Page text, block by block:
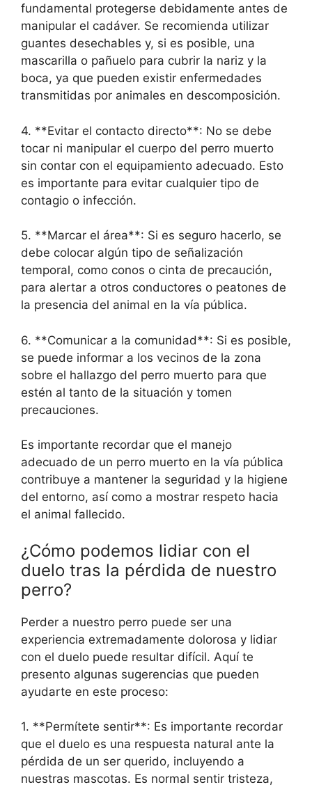
fundamental protegerse debidamente antes de
manipular el cadáver. Se recomienda utilizar
guantes desechables y, si es posible, una
mascarilla o pañuelo para cubrir la nariz y la
boca, ya que pueden existir enfermedades
transmitidas por animales en descomposición.
4. **Evitar el contacto directo**: No se debe
tocar ni manipular el cuerpo del perro muerto
sin contar con el equipamiento adecuado. Esto
es importante para evitar cualquier tipo de
contagio o infección.
5. **Marcar el área**: Si es seguro hacerlo, se
debe colocar algún tipo de señalización
temporal, como conos o cinta de precaución,
para alertar a otros conductores o peatones de
la presencia del animal en la vía pública.
6. **Comunicar a la comunidad**: Si es posible,
se puede informar a los vecinos de la zona
sobre el hallazgo del perro muerto para que
estén al tanto de la situación y tomen
precauciones.
Es importante recordar que el manejo
adecuado de un perro muerto en la vía pública
contribuye a mantener la seguridad y la higiene
del entorno, así como a mostrar respeto hacia
el animal fallecido.
¿Cómo podemos lidiar con el
duelo tras la pérdida de nuestro
perro?
Perder a nuestro perro puede ser una
experiencia extremadamente dolorosa y lidiar
con el duelo puede resultar difícil. Aquí te
presento algunas sugerencias que pueden
ayudarte en este proceso:
1. **Permítete sentir**: Es importante recordar
que el duelo es una respuesta natural ante la
pérdida de un ser querido, incluyendo a
nuestras mascotas. Es normal sentir tristeza,